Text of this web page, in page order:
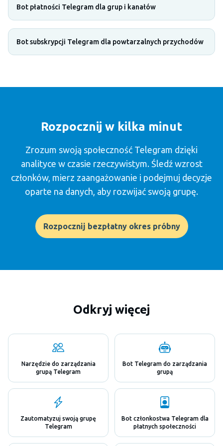
Bot płatności Telegram dla grup i kanałów
Bot subskrypcji Telegram dla powtarzalnych przychodów
Rozpocznij w kilka minut
Zrozum swoją społeczność Telegram dzięki
analityce w czasie rzeczywistym. Śledź wzrost
członków, mierz zaangażowanie i podejmuj decyzje
oparte na danych, aby rozwijać swoją grupę.
Rozpocznij bezpłatny okres próbny
Odkryj więcej
Narzędzie do zarządzania
grupą Telegram
Bot Telegram do zarządzania
grupą
Zautomatyzuj swoją grupę
Telegram
Bot członkostwa Telegram dla
płatnych społeczności